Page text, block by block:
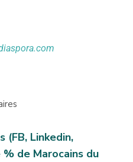
(FB, Linkedin,
de Marocains du